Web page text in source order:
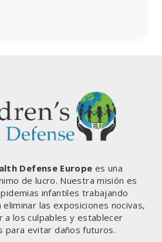
Defense Europe es una
de lucro. Nuestra misión es
infantiles trabajando
las exposiciones nocivas,
a los culpables y establecer
para evitar daños futuros.